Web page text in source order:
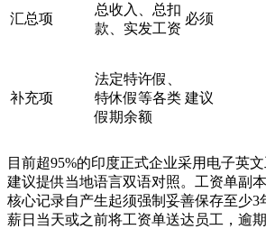
汇总项
总收入、总扣
款、实发工资
必须
补充项
法定特许假、
特休假等各类
假期余额
建议
目前超95%的印度正式企业采用电子英
建议提供当地语言双语对照。工资单副
核心记录自产生起须强制妥善保存至少3
薪日当天或之前将工资单送达员工，逾